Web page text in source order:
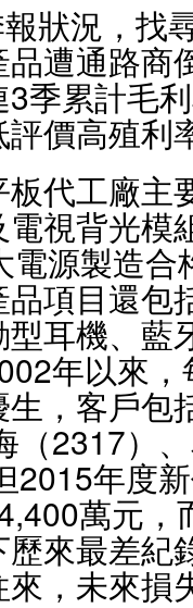
狀況，找
遭通路商
季累計毛
價高殖利
代工廠主
視背光模
電源製造
項目還包
耳機、藍
年以來
，客戶包
（2317）
2015年度
萬元，
來最差紀
，未來損